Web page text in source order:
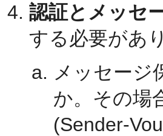
認証とメッセ
する必要があ
メッセージ
か。その場
(Sender-